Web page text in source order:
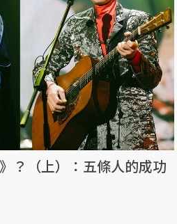
？（上）：五條人的成功